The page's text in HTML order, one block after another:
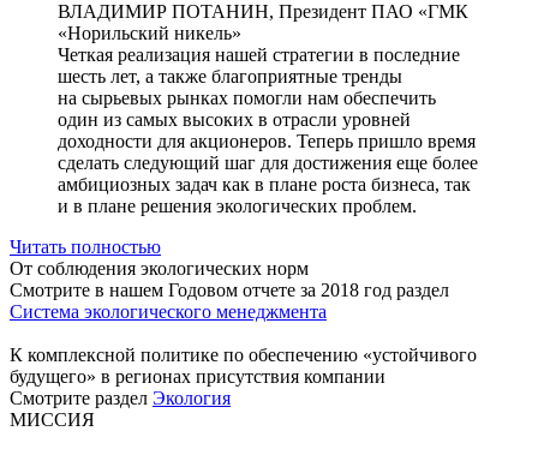
ВЛАДИМИР ПОТАНИН, Президент ПАО «ГМК
«Норильский никель»
Четкая реализация нашей стратегии в последние
шесть лет, а также благоприятные тренды
на сырьевых рынках помогли нам обеспечить
один из самых высоких в отрасли уровней
доходности для акционеров. Теперь пришло время
сделать следующий шаг для достижения еще более
амбициозных задач как в плане роста бизнеса, так
и в плане решения экологических проблем.
Читать полностью
От соблюдения экологических норм
Смотрите в нашем Годовом отчете за 2018 год раздел
Система экологического менеджмента
К комплексной политике по обеспечению «устойчивого
будущего» в регионах присутствия компании
Смотрите раздел Экология
МИССИЯ